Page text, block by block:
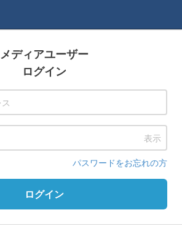
メディアユーザー
ログイン
表示
パスワードをお忘れの方
ログイン